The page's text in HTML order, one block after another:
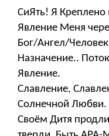
СиЯть! Я
Явление Меня
Бог/Ангел/
Назначение..
Явление.
Славление,
Солнечной
Своём Дитя